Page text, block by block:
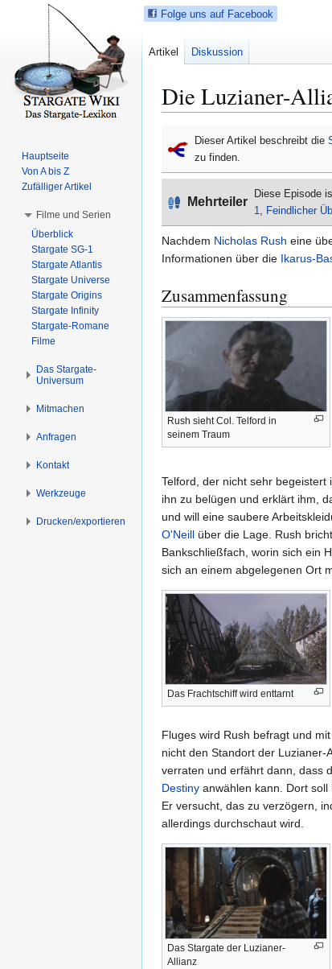
Die Luzianer-
r
v
i
g
t
i
s
n
r
c
h
e
p
r
g
n
Dieser Artikel beschreibt die
zu finden.
Mehrteiler
Diese Episode
1, Feindlicher
Nachdem Nicholas Rush eine
Informationen über die Ikarus-
Zusammenfassung
Rush sieht Col. Telford in
seinem Traum
Telford, der nicht sehr
ihn zu belügen und erklärt ihm,
und will eine saubere
O'Neill über die Lage. Rush
Bankschließfach, worin sich ein
sich an einem abgelegenen Ort
Das Frachtschiff wird enttarnt
Fluges wird Rush befragt und
nicht den Standort der Luzianer-
verraten und erfährt dann, dass
Destiny anwählen kann. Dort soll
Er versucht, das zu verzögern,
allerdings durchschaut wird.
Das Stargate der Luzianer-
Allianz
Folge uns auf Facebook
Artikel Diskussion
Hauptseite
Von A bis Z
Zufälliger Artikel
Filme und Serien
Überblick
Stargate SG-1
Stargate Atlantis
Stargate Universe
Stargate Origins
Stargate Infinity
Stargate-Romane
Filme
Das Stargate-
Universum
Mitmachen
Anfragen
Kontakt
Werkzeuge
Drucken/­exportieren